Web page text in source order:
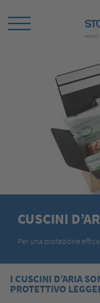
Switch
CUSCINI
Per una protezione
I CUSCINI D’ARIA
PROTETTIVO